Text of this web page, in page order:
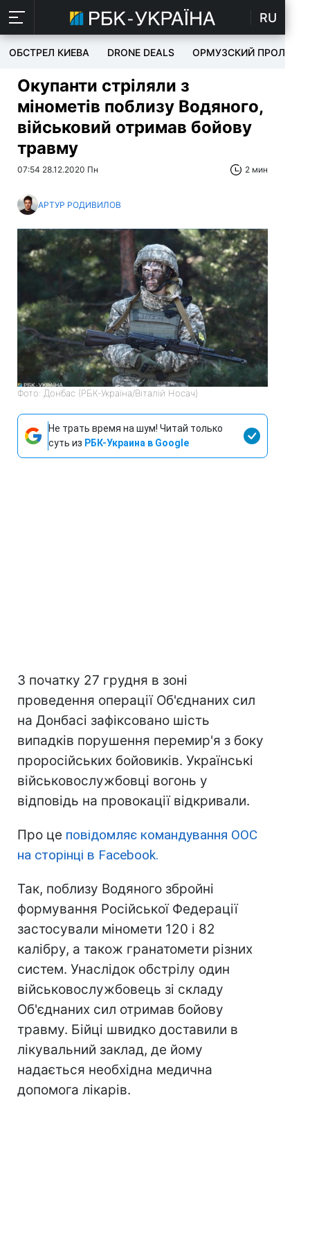
RU
ОБСТРЕЛ КИЕВА DRONE DEALS ОРМУЗСКИЙ ПРОЛИВ
Окупанти стріляли з
мінометів поблизу Водяного,
військовий отримав бойову
травму
07:54 28.12.2020 Пн 2 мин
АРТУР РОДИВИЛОВ
Фото: Донбас (РБК-Україна/Віталій Носач)
Не трать время на шум! Читай только
суть из РБК-Украина в Google
З початку 27 грудня в зоні
проведення операції Об'єднаних сил
на Донбасі зафіксовано шість
випадків порушення перемир'я з боку
проросійських бойовиків. Українські
військовослужбовці вогонь у
відповідь на провокації відкривали.
Про це повідомляє командування ООС
на сторінці в Facebook.
Так, поблизу Водяного збройні
формування Російської Федерації
застосували міномети 120 і 82
калібру, а також гранатомети різних
систем. Унаслідок обстрілу один
військовослужбовець зі складу
Об'єднаних сил отримав бойову
травму. Бійці швидко доставили в
лікувальний заклад, де йому
надається необхідна медична
допомога лікарів.